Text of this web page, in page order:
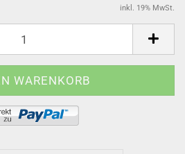
inkl. 19% MwSt.